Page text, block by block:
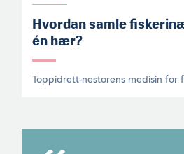
Hvordan samle
én hær?
Toppidrett-nestorens medisin for